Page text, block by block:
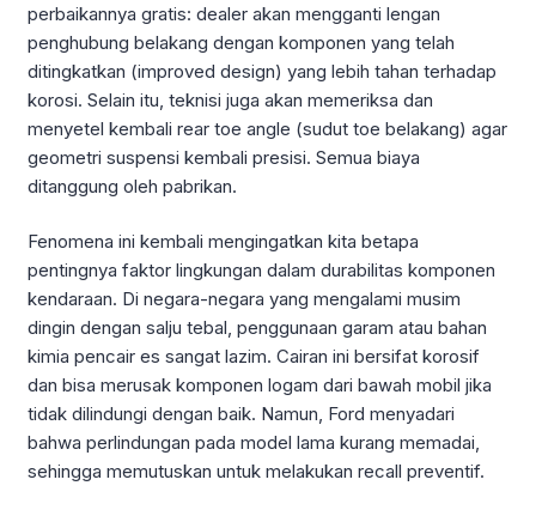
perbaikannya gratis: dealer akan mengganti lengan
penghubung belakang dengan komponen yang telah
ditingkatkan (improved design) yang lebih tahan terhadap
korosi. Selain itu, teknisi juga akan memeriksa dan
menyetel kembali rear toe angle (sudut toe belakang) agar
geometri suspensi kembali presisi. Semua biaya
ditanggung oleh pabrikan.
Fenomena ini kembali mengingatkan kita betapa
pentingnya faktor lingkungan dalam durabilitas komponen
kendaraan. Di negara-negara yang mengalami musim
dingin dengan salju tebal, penggunaan garam atau bahan
kimia pencair es sangat lazim. Cairan ini bersifat korosif
dan bisa merusak komponen logam dari bawah mobil jika
tidak dilindungi dengan baik. Namun, Ford menyadari
bahwa perlindungan pada model lama kurang memadai,
sehingga memutuskan untuk melakukan recall preventif.